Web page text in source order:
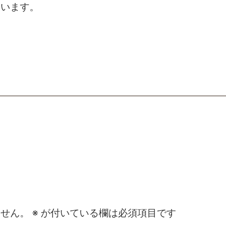
ます。
ん。 ※ が付いている欄は必須項目です